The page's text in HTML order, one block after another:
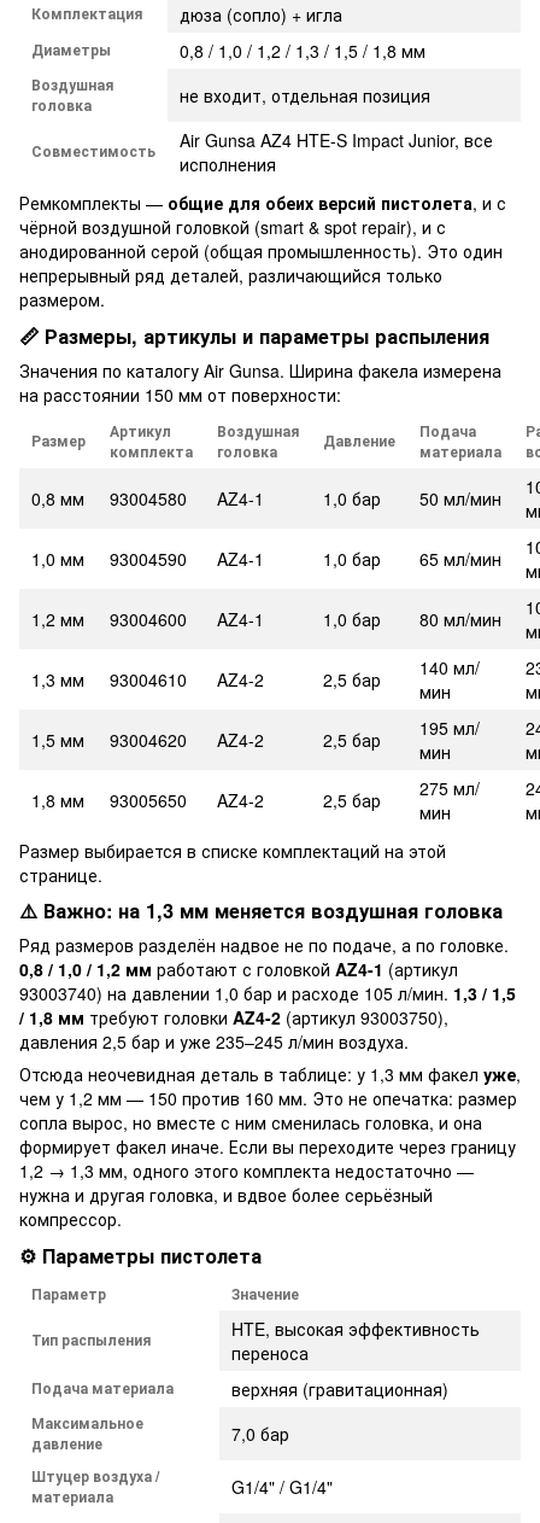
Комплектация
дюза (сопло) + игла
Диаметры 0,8 / 1,0 / 1,2 / 1,3 / 1,5 / 1,8 мм
Воздушная
головка
не входит, отдельная позиция
Совместимость
Air Gunsa AZ4 HTE-S Impact Junior, все
исполнения
Ремкомплекты — общие для обеих версий пистолета, и с
чёрной воздушной головкой (smart & spot repair), и с
анодированной серой (общая промышленность). Это один
непрерывный ряд деталей, различающийся только
размером.
📏 Размеры, артикулы и параметры распыления
Значения по каталогу Air Gunsa. Ширина факела измерена
на расстоянии 150 мм от поверхности:
Размер
Артикул
комплекта
Воздушная
головка
Давление
Подача
материала
0,8 мм 93004580 AZ4-1 1,0 бар 50 мл/мин
1,0 мм
93004590 AZ4-1 1,0 бар 65 мл/мин
1,2 мм
93004600 AZ4-1 1,0 бар 80 мл/мин
1,3 мм
93004610 AZ4-2 2,5 бар
140 мл/
мин
1,5 мм
93004620 AZ4-2 2,5 бар
195 мл/
мин
1,8 мм
93005650 AZ4-2 2,5 бар
275 мл/
мин
Размер выбирается в списке комплектаций на этой
странице.
⚠️ Важно: на 1,3 мм меняется воздушная головка
Ряд размеров разделён надвое не по подаче, а по головке.
0,8 / 1,0 / 1,2 мм работают с головкой AZ4-1 (артикул
93003740) на давлении 1,0 бар и расходе 105 л/мин. 1,3 / 1,5
/ 1,8 мм требуют головки AZ4-2 (артикул 93003750),
давления 2,5 бар и уже 235–245 л/мин воздуха.
Отсюда неочевидная деталь в таблице: у 1,3 мм факел уже,
чем у 1,2 мм — 150 против 160 мм. Это не опечатка: размер
сопла вырос, но вместе с ним сменилась головка, и она
формирует факел иначе. Если вы переходите через границу
1,2 → 1,3 мм, одного этого комплекта недостаточно —
нужна и другая головка, и вдвое более серьёзный
компрессор.
⚙️ Параметры пистолета
Параметр Значение
Тип распыления
HTE, высокая эффективность
переноса
Подача материала верхняя (гравитационная)
Максимальное
давление
7,0 бар
Штуцер воздуха /
материала
G1/4" / G1/4"